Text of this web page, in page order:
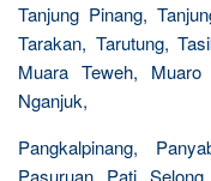
Tanjung Pinang,
Tarakan, Tarutung,
Muara Teweh, Muaro
Nganjuk,
Pangkalpinang,
Pasuruan, Pati,